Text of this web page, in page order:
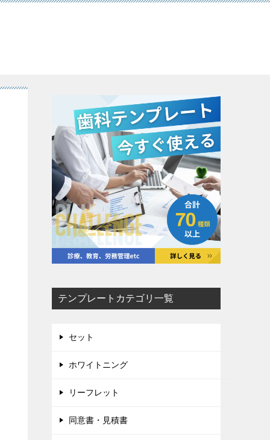
テンプレートカテゴリ一覧
セット
ホワイトニング
リーフレット
同意書・見積書